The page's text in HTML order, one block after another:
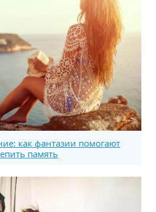
как фантазии помогают
память